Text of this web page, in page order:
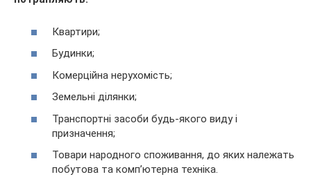
Квартири;
Будинки;
Комерційна нерухомість;
Земельні ділянки;
Транспортні засоби будь-якого виду і
призначення;
Товари народного споживання, до яких належать
побутова та комп’ютерна техніка.